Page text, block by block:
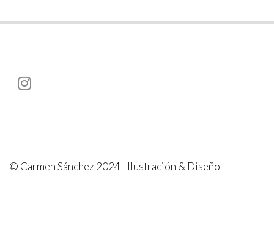
© Carmen Sánchez 2024 | Ilustración & Diseño